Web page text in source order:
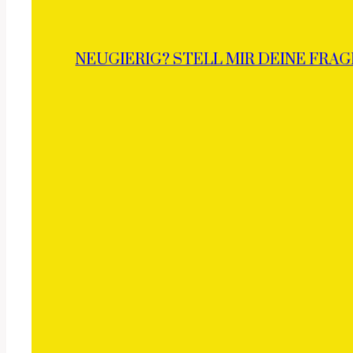
NEUGIERIG? STELL MIR DEINE